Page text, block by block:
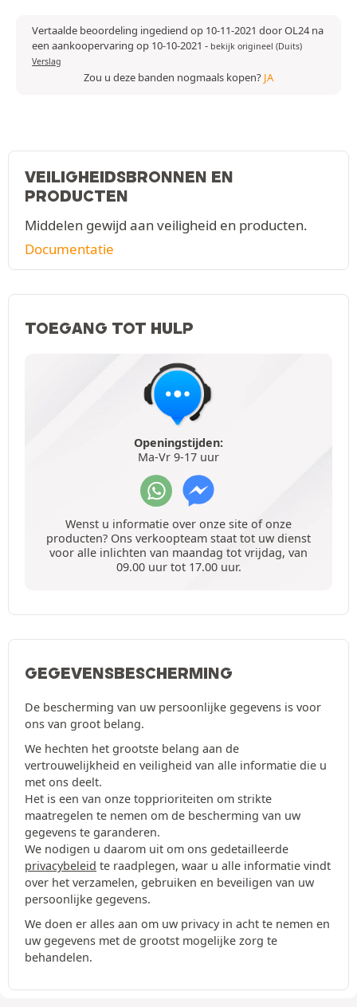
Vertaalde beoordeling ingediend op 10-11-2021 door OL24 na
een aankoopervaring op 10-10-2021 - bekijk origineel (Duits)
Verslag
Zou u deze banden nogmaals kopen? JA
VEILIGHEIDSBRONNEN EN
PRODUCTEN
Middelen gewijd aan veiligheid en producten.
Documentatie
TOEGANG TOT HULP
Openingstijden:
Ma-Vr 9-17 uur
Wenst u informatie over onze site of onze
producten? Ons verkoopteam staat tot uw dienst
voor alle inlichten van maandag tot vrijdag, van
09.00 uur tot 17.00 uur.
GEGEVENSBESCHERMING
De bescherming van uw persoonlijke gegevens is voor
ons van groot belang.
We hechten het grootste belang aan de
vertrouwelijkheid en veiligheid van alle informatie die u
met ons deelt.
Het is een van onze topprioriteiten om strikte
maatregelen te nemen om de bescherming van uw
gegevens te garanderen.
We nodigen u daarom uit om ons gedetailleerde
privacybeleid te raadplegen, waar u alle informatie vindt
over het verzamelen, gebruiken en beveiligen van uw
persoonlijke gegevens.
We doen er alles aan om uw privacy in acht te nemen en
uw gegevens met de grootst mogelijke zorg te
behandelen.